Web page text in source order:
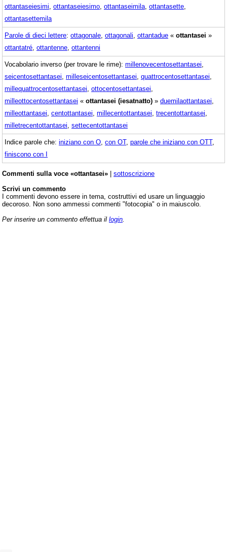
ottantaseiesimi ottantaseiesimo ottantaseimila ottantasette
ottantasettemila
Parole di dieci lettere: ottagonale ottagonali ottantadue « ottantasei »
ottantatré ottantenne ottantenni
Vocabolario inverso (per trovare le rime): millenovecentosettantasei
seicentosettantasei milleseicentosettantasei quattrocentosettantasei
millequattrocentosettantasei ottocentosettantasei
milleottocentosettantasei « ottantasei (iesatnatto) » duemilaottantasei
milleottantasei centottantasei millecentottantasei trecentottantasei
milletrecentottantasei settecentottantasei
Indice parole che: iniziano con O con OT, parole che iniziano con OTT,
finiscono con I
Commenti sulla voce «ottantasei» | sottoscrizione
Scrivi un commento
I commenti devono essere in tema, costruttivi ed usare un linguaggio
decoroso. Non sono ammessi commenti "fotocopia" o in maiuscolo.
Per inserire un commento effettua il login